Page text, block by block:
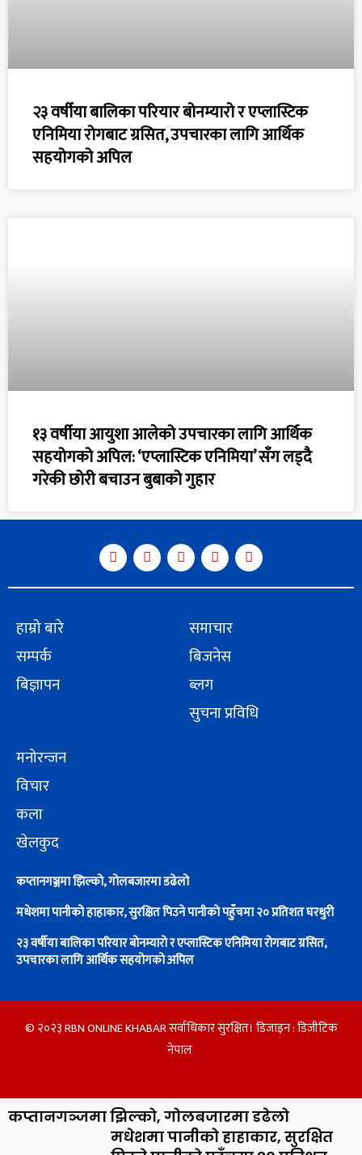
२३ वर्षीया बालिका परियार बोनम्यारो र एप्लास्टिक
एनिमिया रोगबाट ग्रसित, उपचारका लागि आर्थिक
सहयोगको अपिल
१३ वर्षीया आयुशा आलेको उपचारका लागि आर्थिक
सहयोगको अपिल: ‘एप्लास्टिक एनिमिया’ सँग लड्दै
गरेकी छोरी बचाउन बुबाको गुहार
हाम्रो बारे
सम्पर्क
बिज्ञापन
समाचार
बिजनेस
ब्लग
सुचना प्रविधि
मनोरन्जन
विचार
कला
खेलकुद
कप्तानगञ्जमा झिल्को, गोलबजारमा डढेलो
मधेशमा पानीको हाहाकार, सुरक्षित पिउने पानीको पहुँचमा २० प्रतिशत घरधुरी
२३ वर्षीया बालिका परियार बोनम्यारो र एप्लास्टिक एनिमिया रोगबाट ग्रसित,
उपचारका लागि आर्थिक सहयोगको अपिल
© २०२३ RBN ONLINE KHABAR सर्वाधिकार सुरक्षित। डिजाइन :डिजीटिक
नेपाल
कप्तानगञ्जमा झिल्को, गोलबजारमा डढेलो
मधेशमा पानीको हाहाकार, सुरक्षित